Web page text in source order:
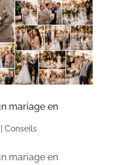
mariage en
Conseils
mariage en